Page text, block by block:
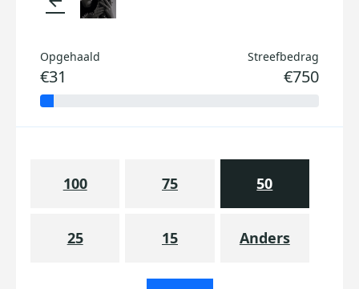
Opgehaald
€31
Streefbedrag
€750
100 75 50
25 15 Anders